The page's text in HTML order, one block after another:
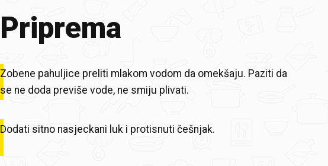
Priprema
Zobene pahuljice preliti mlakom vodom da omekšaju. Paziti da
se ne doda previše vode, ne smiju plivati.
Dodati sitno nasjeckani luk i protisnuti češnjak.